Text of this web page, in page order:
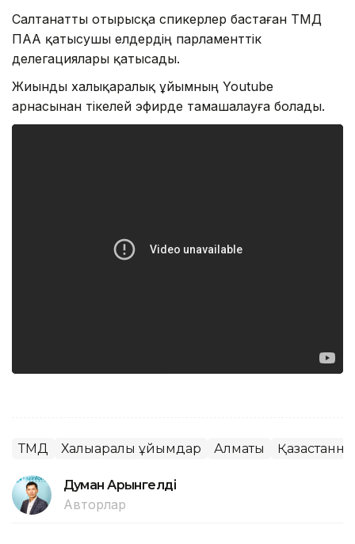
Салтанатты отырысқа спикерлер бастаған ТМД
ПАА қатысушы елдердің парламенттік
делегациялары қатысады.
Жиынды халықаралық ұйымның Youtube
арнасынан тікелей эфирде тамашалауға болады.
ТМД Халықаралық ұйымдар Алматы
Думан Арғынгелді
Авторлар